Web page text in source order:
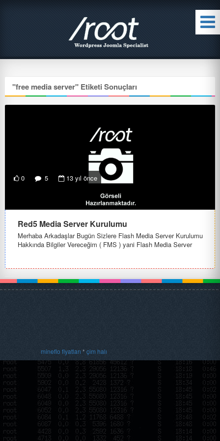
"free media server" Etiketi Sonuçları
0 5 13 yıl önce
Red5 Media Server Kurulumu
Merhaba Arkadaşlar Bugün Sizlere Flash Media Server Kurulumu
Hakkında Bilgiler Vereceğim ( FMS ) yani Flash Media Server
mineflo fiyatları * çim halı